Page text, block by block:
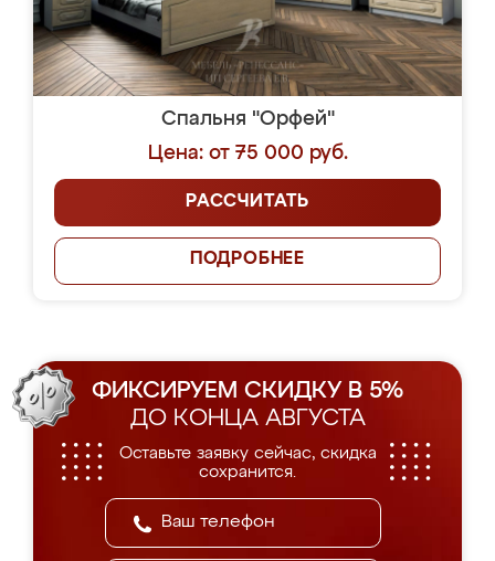
Спальня "Орфей"
Цена: от 75 000 руб.
РАССЧИТАТЬ
ПОДРОБНЕЕ
ФИКСИРУЕМ СКИДКУ В 5%
ДО КОНЦА АВГУСТА
Оставьте заявку сейчас, скидка
сохранится.